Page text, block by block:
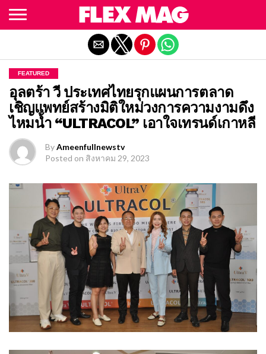
FEATURED
อุลตร้า วี ประเทศไทยรุกแผนการตลาด
เชิญแพทย์สร้างมิติใหม่วงการความงามดึง
ไหมน้ำ “ULTRACOL” เอาใจเทรนด์เกาหลี
ByAmeenfullnewstv
Posted on สิงหาคม 29, 2023
Exit mobile version